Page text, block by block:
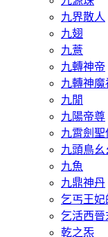
九界散人
九翅
九薏
九轉神帝
九轉神魔
九閒
九陽帝尊
九霄劍聖
九頭鳥幺
九魚
九鼎神丹
乞丐王妃
乞活西晉
乾之炁